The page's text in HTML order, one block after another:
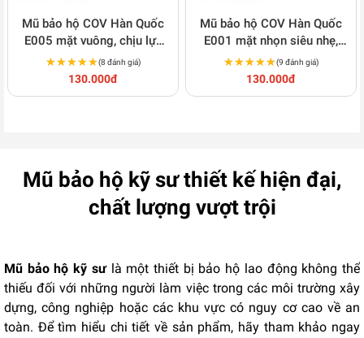
Mũ bảo hộ COV Hàn Quốc
E005 mặt vuông, chịu lực
tốt M124
★★★★★
★★★★★(8 đánh giá)
130.000đ
Mũ bảo hộ COV Hàn Quốc
E001 mặt nhọn siêu nhẹ,
chống cháy M126
★★★★★
★★★★★(9 đánh giá)
130.000đ
Mũ bảo hộ kỹ sư thiết kế hiện đại,
chất lượng vượt trội
Mũ bảo hộ kỹ sư là một thiết bị bảo hộ lao động không thể
thiếu đối với những người làm việc trong các môi trường xây
dựng, công nghiệp hoặc các khu vực có nguy cơ cao về an
toàn. Để tìm hiểu chi tiết về sản phẩm, hãy tham khảo ngay